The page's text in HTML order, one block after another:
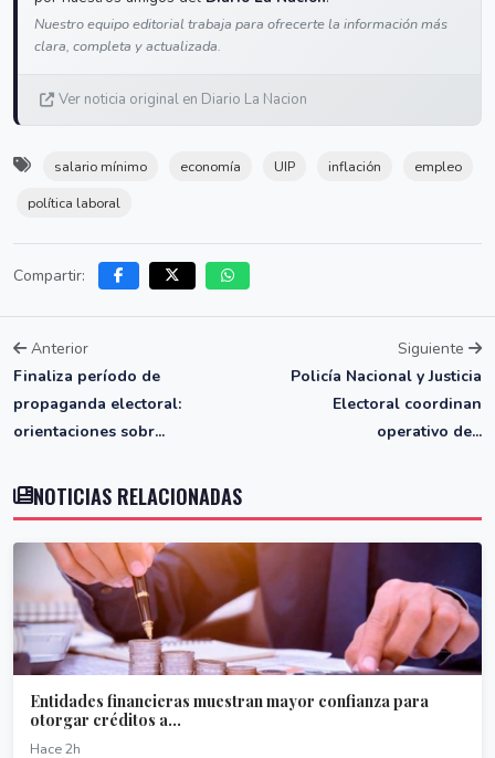
Nuestro equipo editorial trabaja para ofrecerte la información más
clara, completa y actualizada.
Ver noticia original en Diario La Nacion
salario mínimo economía UIP inflación
empleo
política laboral
Compartir:
Anterior
Finaliza período de
propaganda electoral:
orientaciones sobr...
Siguiente
Policía Nacional y Justicia
Electoral coordinan
operativo de...
NOTICIAS RELACIONADAS
Entidades financieras muestran mayor confianza para
otorgar créditos a...
Hace 2h